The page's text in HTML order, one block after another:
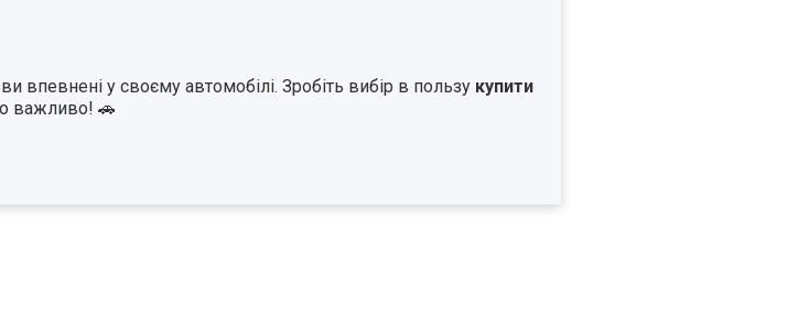
у своєму автомобілі. Зробіть вибір в пользу купити
важливо! 🚗